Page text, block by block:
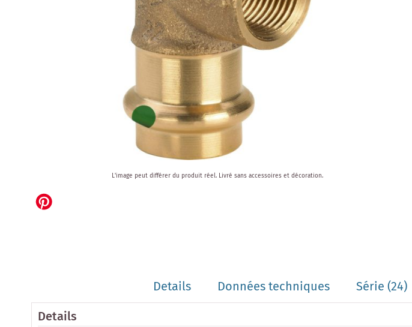
the
beginning
L'image peut différer du produit réel. Livré sans accessoires et décoration.
Details Données techniques Série(24)
Details